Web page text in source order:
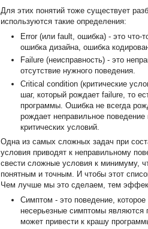
Для этих понятий тоже существует
используются такие определения:
Error (или fault, ошибка) - это что-
ошибка дизайна, ошибка
Failure (неисправность) - это
отсутствие нужного поведения.
Critical condition (критические
шаг, который рождает failure, то
программы. Ошибка не всегда
рождает неправильное
критических условий.
Одна из самых сложных задач при
условия приводят к неправильному
свести сложные условия к минимуму,
понятным и точным. И чтобы этот
Чем лучше мы это сделаем, тем
Симптом - это поведение,
несерьезные симптомы являются
может привести к крашу